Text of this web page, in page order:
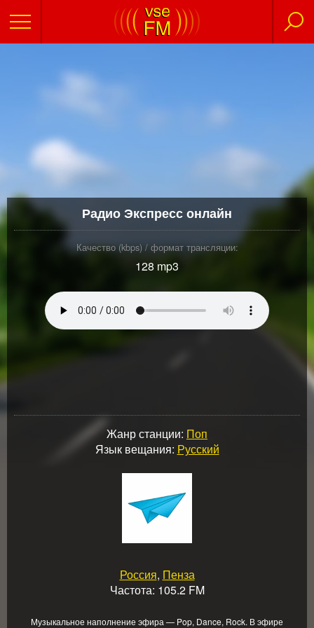
Радио Экспресс онлайн
Качество (kbps) / формат трансляции:
128 mp3
Жанр станции: Поп
Язык вещания: Русский
Россия, Пенза
Частота: 105.2 FM
Музыкальное наполнение эфира — Pop, Dance, Rock. В эфире